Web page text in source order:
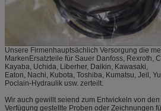
Unsere Firmenhauptsächlich Versorgung die
MarkenErsatzteile für Sauer Danfoss, Rexroth,
Kayaba, Uchida, Liberher, Daikin, Kawasaki,
Eaton, Nachi, Kubota, Toshiba, Kumatsu, Jeil,
Poclain-Hydraulik usw. zerteilt.
Wir auch gewillt seiend zum Entwickeln von
Verfügung gestellte Proben oder Zeichnungen